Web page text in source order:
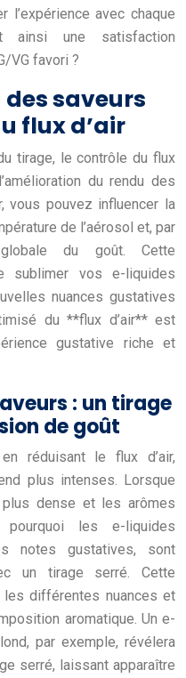
l’expérience avec chaque
ainsi une satisfaction
VG favori ?
saveurs
flux d’air
tirage, le contrôle du flux
du rendu des
vous pouvez influencer la
de l’aérosol et, par
du goût. Cette
sublimer vos e-liquides
nuances gustatives
du **flux d’air** est
gustative riche et
: un tirage
de goût
réduisant le flux d’air,
plus intenses. Lorsque
plus dense et les arômes
pourquoi les e-liquides
notes gustatives, sont
un tirage serré. Cette
différentes nuances et
aromatique. Un e-
par exemple, révélera
serré, laissant apparaître